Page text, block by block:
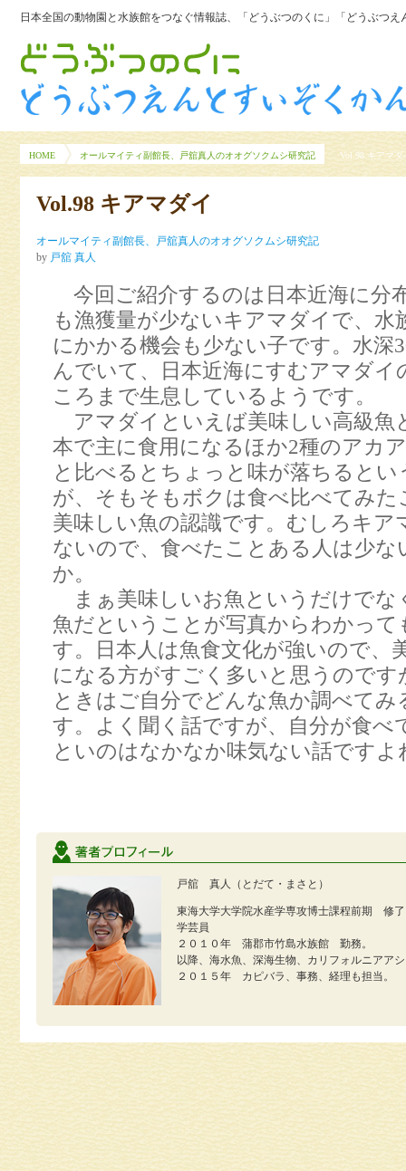
日本全国の動物園と水族館をつなぐ情報誌、「どうぶつのくに」「どうぶつえ
HOME オールマイティ副館長、戸舘真人のオオグソクムシ研究記 Vol.98 キアマダ
Vol.98 キアマダイ
オールマイティ副館長、戸舘真人のオオグソクムシ研究記
by 戸舘 真人
今回ご紹介するのは日本近海に分
も漁獲量が少ないキアマダイで、
にかかる機会も少ない子です。水深
んでいて、日本近海にすむアマダイ
ころまで生息しているようです。
アマダイといえば美味しい高級魚
本で主に食用になるほか2種のアカ
と比べるとちょっと味が落ちると
が、そもそもボクは食べ比べてみ
美味しい魚の認識です。むしろキア
ないので、食べたことある人は少
か。
まぁ美味しいお魚というだけでな
魚だということが写真からわかっ
す。日本人は魚食文化が強いので、
になる方がすごく多いと思うので
ときはご自分でどんな魚か調べて
す。よく聞く話ですが、自分が食べ
といのはなかなか味気ない話ですよ
戸舘 真人（とだて・まさと）
東海大学大学院水産学専攻博士課程前期 修了
学芸員
２０１０年 蒲郡市竹島水族館 勤務。
以降、海水魚、深海生物、カリフォルニアア
２０１５年 カピバラ、事務、経理も担当。